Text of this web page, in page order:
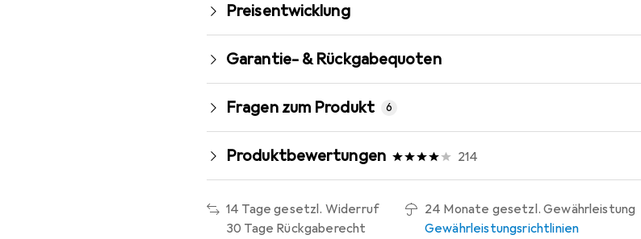
Preisentwicklung
Garantie- & Rückgabequoten
Fragen zum Produkt 6
Produktbewertungen 214
14 Tage gesetzl. Widerruf
30 Tage Rückgaberecht
24 Monate gesetzl. Gewährleistung
Gewährleistungsrichtlinien